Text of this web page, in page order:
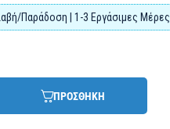
Παράδοση | 1-3 Εργάσιμες Μέρες
ΠΡΟΣΘΗΚΗ